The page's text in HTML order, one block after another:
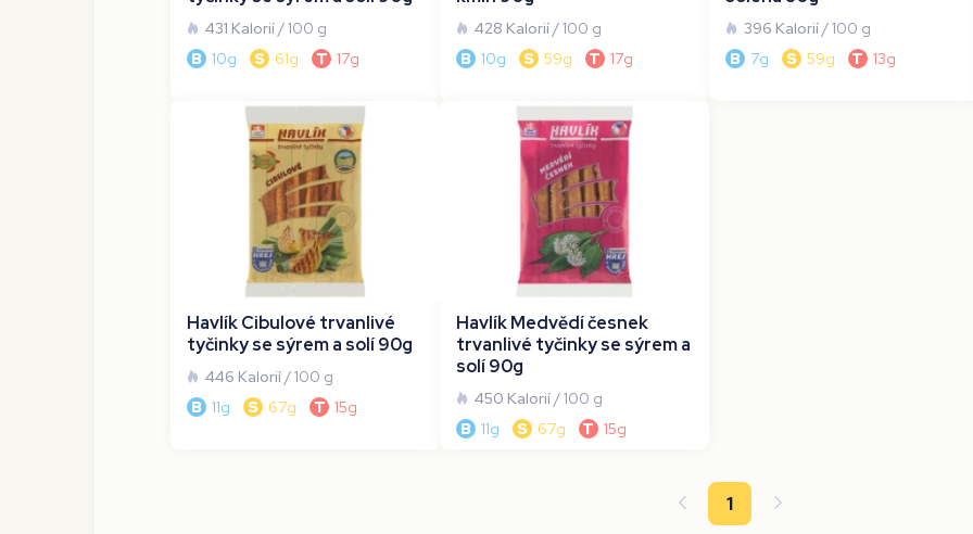
431 Kalorií/ 100 g
B 10g S 61g T 17g
428 Kalorií/ 100 g
B 10g S 59g T 17g
396 Kalorií/ 100 g
B
7g S 59g T 13g
Havlík Cibulové trvanlivé
tyčinky se sýrem a solí 90g
446 Kalorií/ 100 g
B 11g S 67g T 15g
Havlík Medvědí česnek
trvanlivé tyčinky se sýrem a
solí 90g
450 Kalorií/ 100 g
B 11g S 67g T 15g
1